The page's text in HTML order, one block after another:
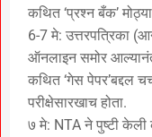
कथित ‘प्रश्न बँक’
6-7 मे: उत्तरपत्रिका
ऑनलाइन समोर
कथित ‘गेस पेपर’बद्दल
परीक्षेसारखाच होता.
७ मे: NTA ने पुष्टी केली